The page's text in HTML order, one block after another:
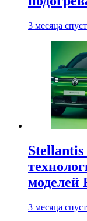
3 месяца
Stellantis
моделей
3 месяца